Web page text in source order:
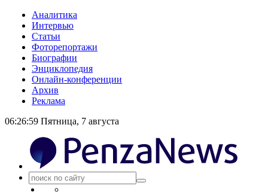
Аналитика
Интервью
Статьи
Фоторепортажи
Биографии
Энциклопедия
Онлайн-конференции
Архив
Реклама
06:27:00 Пятница, 7 августа